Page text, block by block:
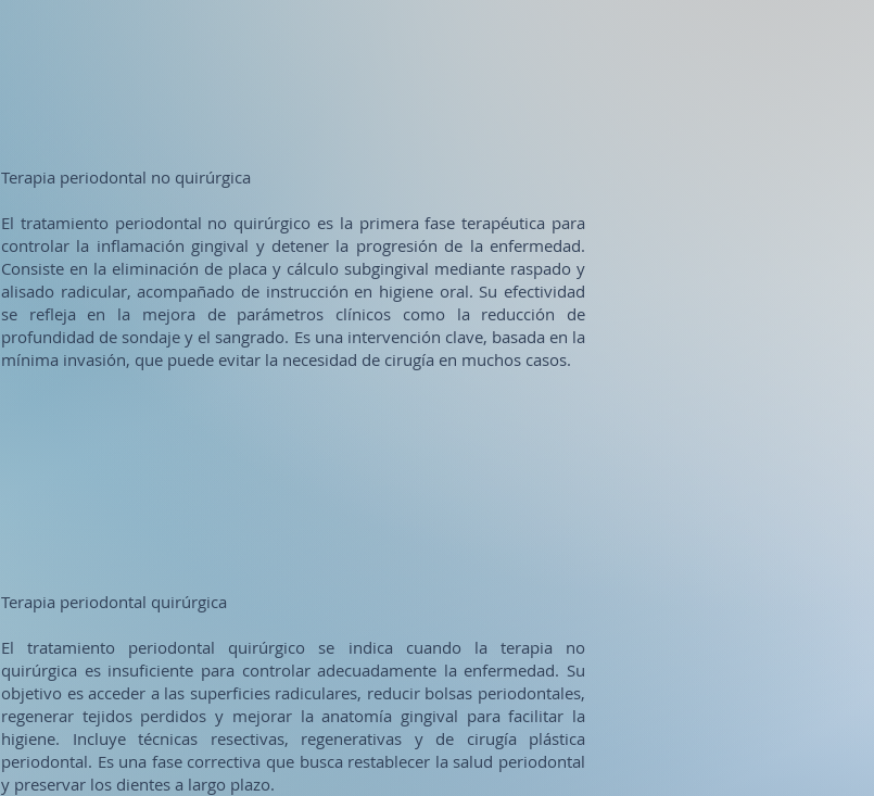
Terapia periodontal no quirúrgica
El tratamiento periodontal no quirúrgico es la primera fase terapéutica para
controlar la inflamación gingival y detener la progresión de la enfermedad.
Consiste en la eliminación de placa y cálculo subgingival mediante raspado y
alisado radicular, acompañado de instrucción en higiene oral. Su efectividad
se refleja en la mejora de parámetros clínicos como la reducción de
profundidad de sondaje y el sangrado. Es una intervención clave, basada en la
mínima invasión, que puede evitar la necesidad de cirugía en muchos casos.
Terapia periodontal quirúrgica
El tratamiento periodontal quirúrgico se indica cuando la terapia no
quirúrgica es insuficiente para controlar adecuadamente la enfermedad. Su
objetivo es acceder a las superficies radiculares, reducir bolsas periodontales,
regenerar tejidos perdidos y mejorar la anatomía gingival para facilitar la
higiene. Incluye técnicas resectivas, regenerativas y de cirugía plástica
periodontal. Es una fase correctiva que busca restablecer la salud periodontal
y preservar los dientes a largo plazo.